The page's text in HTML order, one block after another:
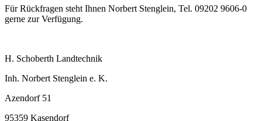
Für Rückfragen steht Ihnen Norbert Stenglein, Tel. 09202 9606-0
gerne zur Verfügung.
H. Schoberth Landtechnik
Inh. Norbert Stenglein e. K.
Azendorf 51
95359 Kasendorf